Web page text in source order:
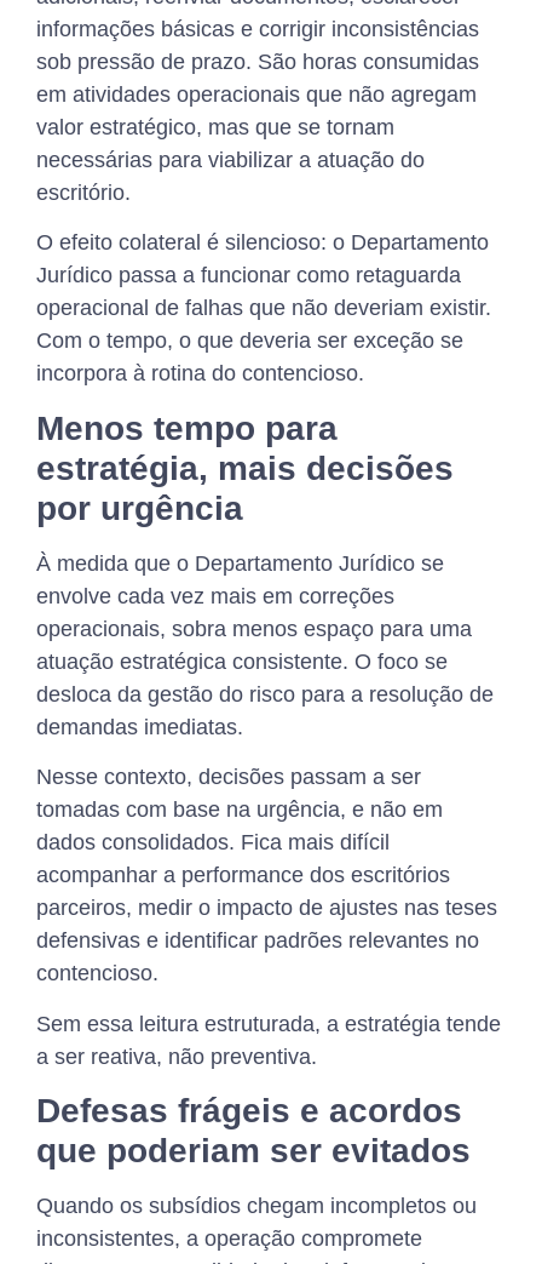
informações básicas e corrigir inconsistências
sob pressão de prazo. São horas consumidas
em atividades operacionais que não agregam
valor estratégico, mas que se tornam
necessárias para viabilizar a atuação do
escritório.
O efeito colateral é silencioso: o Departamento
Jurídico passa a funcionar como retaguarda
operacional de falhas que não deveriam existir.
Com o tempo, o que deveria ser exceção se
incorpora à rotina do contencioso.
Menos tempo para
estratégia, mais decisões
por urgência
À medida que o Departamento Jurídico se
envolve cada vez mais em correções
operacionais, sobra menos espaço para uma
atuação estratégica consistente. O foco se
desloca da gestão do risco para a resolução de
demandas imediatas.
Nesse contexto, decisões passam a ser
tomadas com base na urgência, e não em
dados consolidados. Fica mais difícil
acompanhar a performance dos escritórios
parceiros, medir o impacto de ajustes nas teses
defensivas e identificar padrões relevantes no
contencioso.
Sem essa leitura estruturada, a estratégia tende
a ser reativa, não preventiva.
Defesas frágeis e acordos
que poderiam ser evitados
Quando os subsídios chegam incompletos ou
inconsistentes, a operação compromete